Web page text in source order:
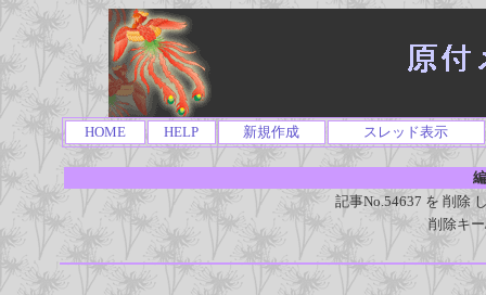
HOME HELP 新規作成 スレッド表示
記事No.54637 を 削除
削除キ